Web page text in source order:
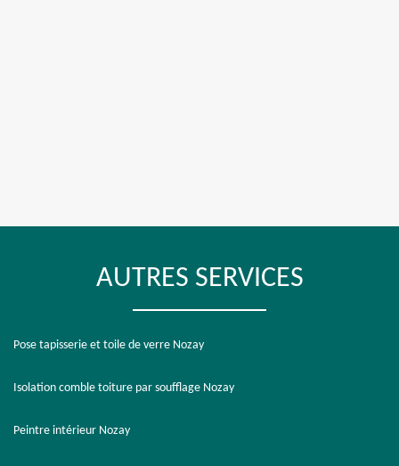
AUTRES SERVICES
Pose tapisserie et toile de verre Nozay
Isolation comble toiture par soufflage Nozay
Peintre intérieur Nozay